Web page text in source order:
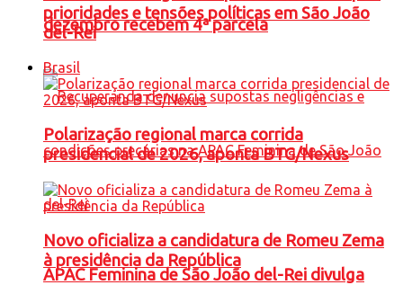
dezembro recebem 4ª parcela
APAC Feminina de São João del-Rei divulga
prioridades e tensões políticas em São João
del-Rei
Brasil
Polarização regional marca corrida
presidencial de 2026, aponta BTG/Nexus
Novo oficializa a candidatura de Romeu Zema
à presidência da República